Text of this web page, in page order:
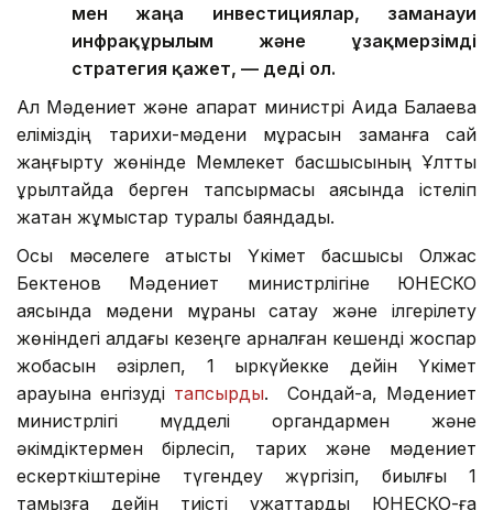
мен жаңа инвестициялар, заманауи
инфрақұрылым және ұзақмерзімді
стратегия қажет, — деді ол.
Ал Мәдениет және ақпарат министрі Аида Балаева
еліміздің тарихи-мәдени мұрасын заманға сай
жаңғырту жөнінде Мемлекет басшысының Ұлттық
құрылтайда берген тапсырмасы аясында істеліп
жатқан жұмыстар туралы баяндады.
Осы мәселеге қатысты Үкімет басшысы Олжас
Бектенов Мәдениет министрлігіне ЮНЕСКО
аясында мәдени мұраны сақтау және ілгерілету
жөніндегі алдағы кезеңге арналған кешенді жоспар
жобасын әзірлеп, 1 қыркүйекке дейін Үкімет
қарауына енгізуді тапсырды. Сондай-ақ, Мәдениет
министрлігі мүдделі органдармен және
әкімдіктермен бірлесіп, тарих және мәдениет
ескерткіштеріне түгендеу жүргізіп, биылғы 1
тамызға дейін тиісті құжаттарды ЮНЕСКО-ға